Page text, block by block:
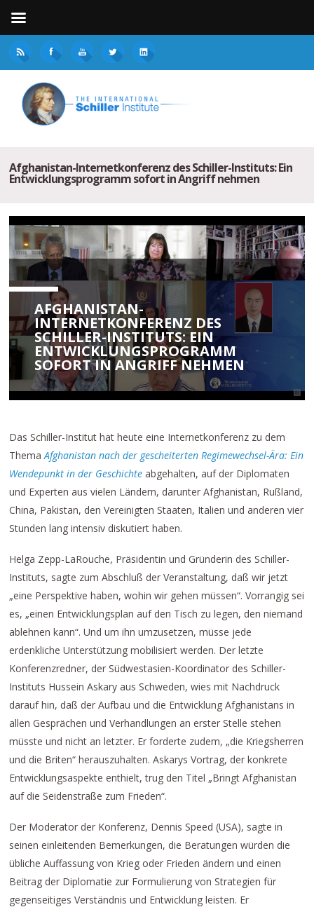
Afghanistan-Internetkonferenz des Schiller-Instituts: Ein
Entwicklungsprogramm sofort in Angriff nehmen
AFGHANISTAN-
INTERNETKONFERENZ DES
SCHILLER-INSTITUTS: EIN
ENTWICKLUNGSPROGRAMM
SOFORT IN ANGRIFF NEHMEN
Das Schiller-Institut hat heute eine Internetkonferenz zu dem
ThemaAfghanistan nach der gescheiterten Regimewechsel-Ära: Ein
Wendepunkt in der Geschichte abgehalten, auf der Diplomaten
und Experten aus vielen Ländern, darunter Afghanistan, Rußland,
China, Pakistan, den Vereinigten Staaten, Italien und anderen vier
Stunden lang intensiv diskutiert haben.
Helga Zepp-LaRouche, Präsidentin und Gründerin des Schiller-
Instituts, sagte zum Abschluß der Veranstaltung, daß wir jetzt
„eine Perspektive haben, wohin wir gehen müssen“. Vorrangig sei
es, „einen Entwicklungsplan auf den Tisch zu legen, den niemand
ablehnen kann“. Und um ihn umzusetzen, müsse jede
erdenkliche Unterstützung mobilisiert werden. Der letzte
Konferenzredner, der Südwestasien-Koordinator des Schiller-
Instituts Hussein Askary aus Schweden, wies mit Nachdruck
darauf hin, daß der Aufbau und die Entwicklung Afghanistans in
allen Gesprächen und Verhandlungen an erster Stelle stehen
müsste und nicht an letzter. Er forderte zudem, „die Kriegsherren
und die Briten“ herauszuhalten. Askarys Vortrag, der konkrete
Entwicklungsaspekte enthielt, trug den Titel „Bringt Afghanistan
auf die Seidenstraße zum Frieden“.
Der Moderator der Konferenz, Dennis Speed (USA), sagte in
seinen einleitenden Bemerkungen, die Beratungen würden die
übliche Auffassung von Krieg oder Frieden ändern und einen
Beitrag der Diplomatie zur Formulierung von Strategien für
gegenseitiges Verständnis und Entwicklung leisten. Er